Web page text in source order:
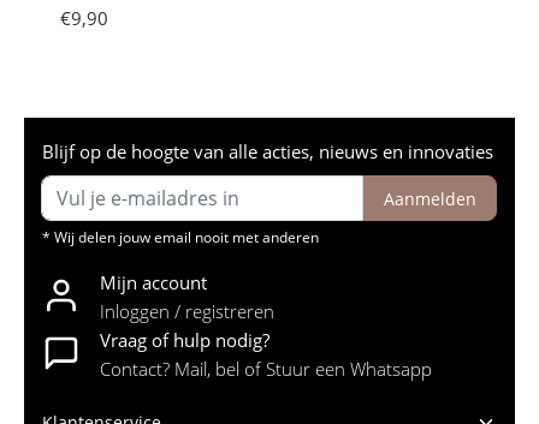
€9,90
Blijf op de hoogte van alle acties, nieuws en innovaties
Aanmelden
* Wij delen jouw email nooit met anderen
Mijn account
Inloggen / registreren
Vraag of hulp nodig?
Contact? Mail, bel of Stuur een Whatsapp